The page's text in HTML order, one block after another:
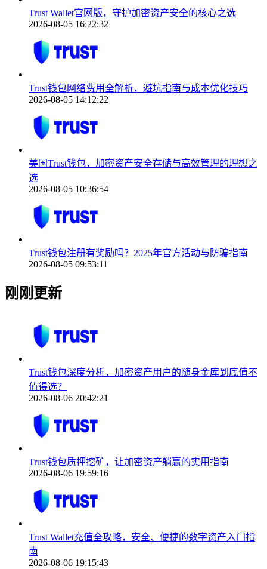
Trust Wallet官网版，守护加密资产安全的核心之选
2026-08-05 16:22:32
Trust钱包网络费用全解析，避坑指南与成本优化技巧
2026-08-05 14:12:22
美国Trust钱包，加密资产安全存储与高效管理的理想之
选
2026-08-05 10:36:54
Trust钱包注册有奖励吗？2025年官方活动与防骗指南
2026-08-05 09:53:11
刚刚更新
Trust钱包深度分析，加密资产用户的随身金库到底值不
值得选？
2026-08-06 20:42:21
Trust钱包质押挖矿，让加密资产躺赢的实用指南
2026-08-06 19:59:16
Trust Wallet充值全攻略，安全、便捷的数字资产入门指
南
2026-08-06 19:15:43